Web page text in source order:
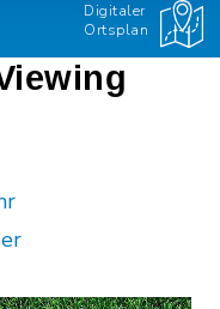
Digitaler
Ortsplan